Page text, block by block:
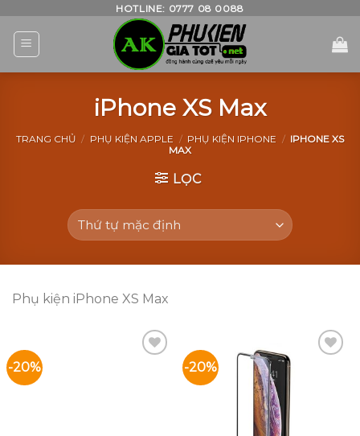
content
HOTLINE: 0777 08 0088
iPhone XS Max
TRANG CHỦ / PHỤ KIỆN APPLE / PHỤ KIỆN IPHONE / IPHONE XS
MAX
LỌC
Phụ kiện iPhone XS Max
-20% -20%